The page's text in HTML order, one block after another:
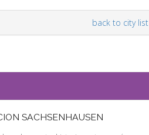
back to city list
SACHSENHAUSEN